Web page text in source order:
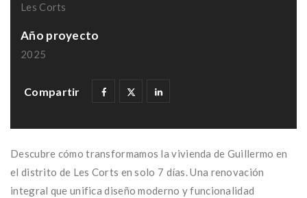
Les Corts
Año proyecto
2025
Descubre cómo transformamos la vivienda de Guillermo en
el distrito de Les Corts en solo 7 días. Una renovación
integral que unifica diseño moderno y funcionalidad